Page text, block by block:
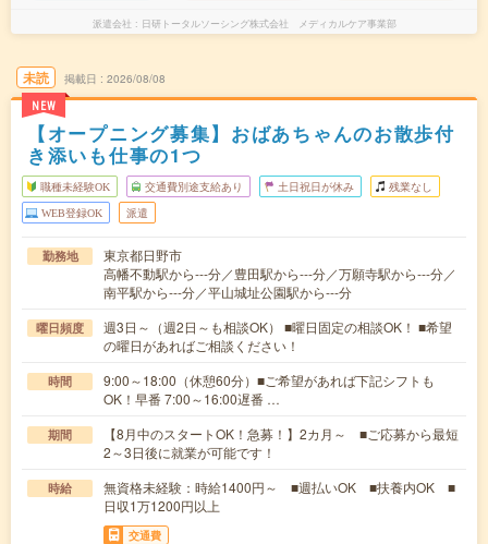
派遣会社 日研トータルソーシング株式会社 メディカルケア事業部
未読
NEW
掲載日 2026/08/08
【オープニング募集】おばあちゃんのお散歩付
き添いも仕事の1つ
職種未経験OK 交通費別途支給あり 土日祝日が休み 残業なし
WEB登録OK 派遣
勤務地
東京都日野市
高幡不動駅から---分／豊田駅から---分／万願寺駅から---分／
南平駅から---分／平山城址公園駅から---分
曜日頻度
週3日～（週2日～も相談OK） ■曜日固定の相談OK！ ■希望
の曜日があればご相談ください！
時間
9:00～18:00（休憩60分）■ご希望があれば下記シフトも
OK！早番 7:00～16:00遅番 …
期間
【8月中のスタートOK！急募！】2カ月～ ■ご応募から最短
2～3日後に就業が可能です！
時給
無資格未経験：時給1400円～ ■週払いOK ■扶養内OK ■
日収1万1200円以上
交通費